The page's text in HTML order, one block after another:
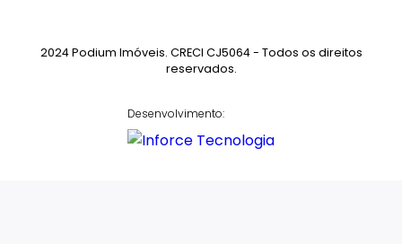
2024 Podium Imóveis. CRECI CJ5064 - Todos os direitos
reservados.
Desenvolvimento: